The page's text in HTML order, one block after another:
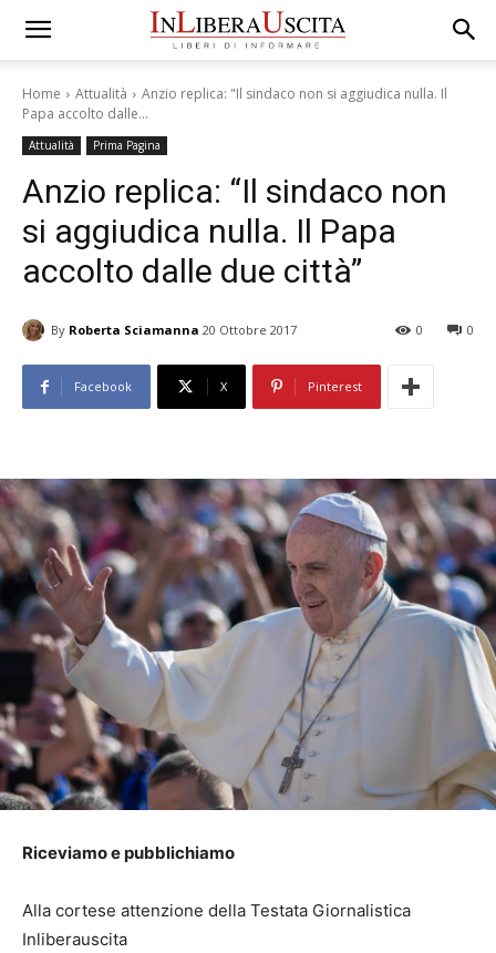
Home Attualità
Anzio replica: "Il sindaco non si aggiudica nulla. Il
Papa accolto dalle...
Attualità Prima Pagina
Anzio replica: “Il sindaco non
si aggiudica nulla. Il Papa
accolto dalle due città”
By Roberta Sciamanna 20 Ottobre 2017 0
0
Facebook X Pinterest
Riceviamo e pubblichiamo
Alla cortese attenzione della Testata Giornalistica
Inliberauscita